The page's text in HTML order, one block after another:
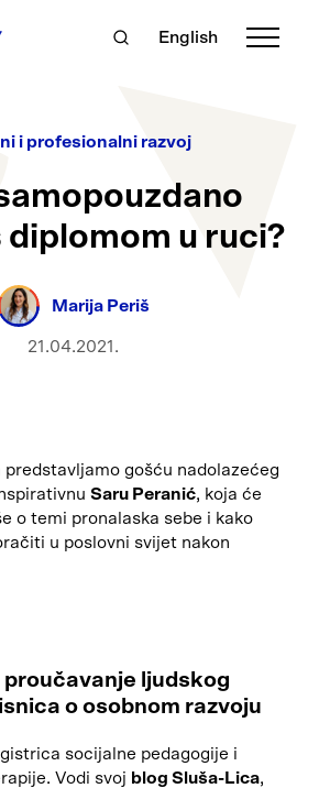
English
i profesionalni razvoj
diplomom u ruci?
Marija Periš
21.04.2021.
predstavljamo gošću nadolazećeg
Saru Peranić, koja će
o temi pronalaska sebe i kako
u poslovni svijet nakon
ljudskog
o osobnom razvoju
socijalne pedagogije i
Vodi svoj blog Sluša-Lica,